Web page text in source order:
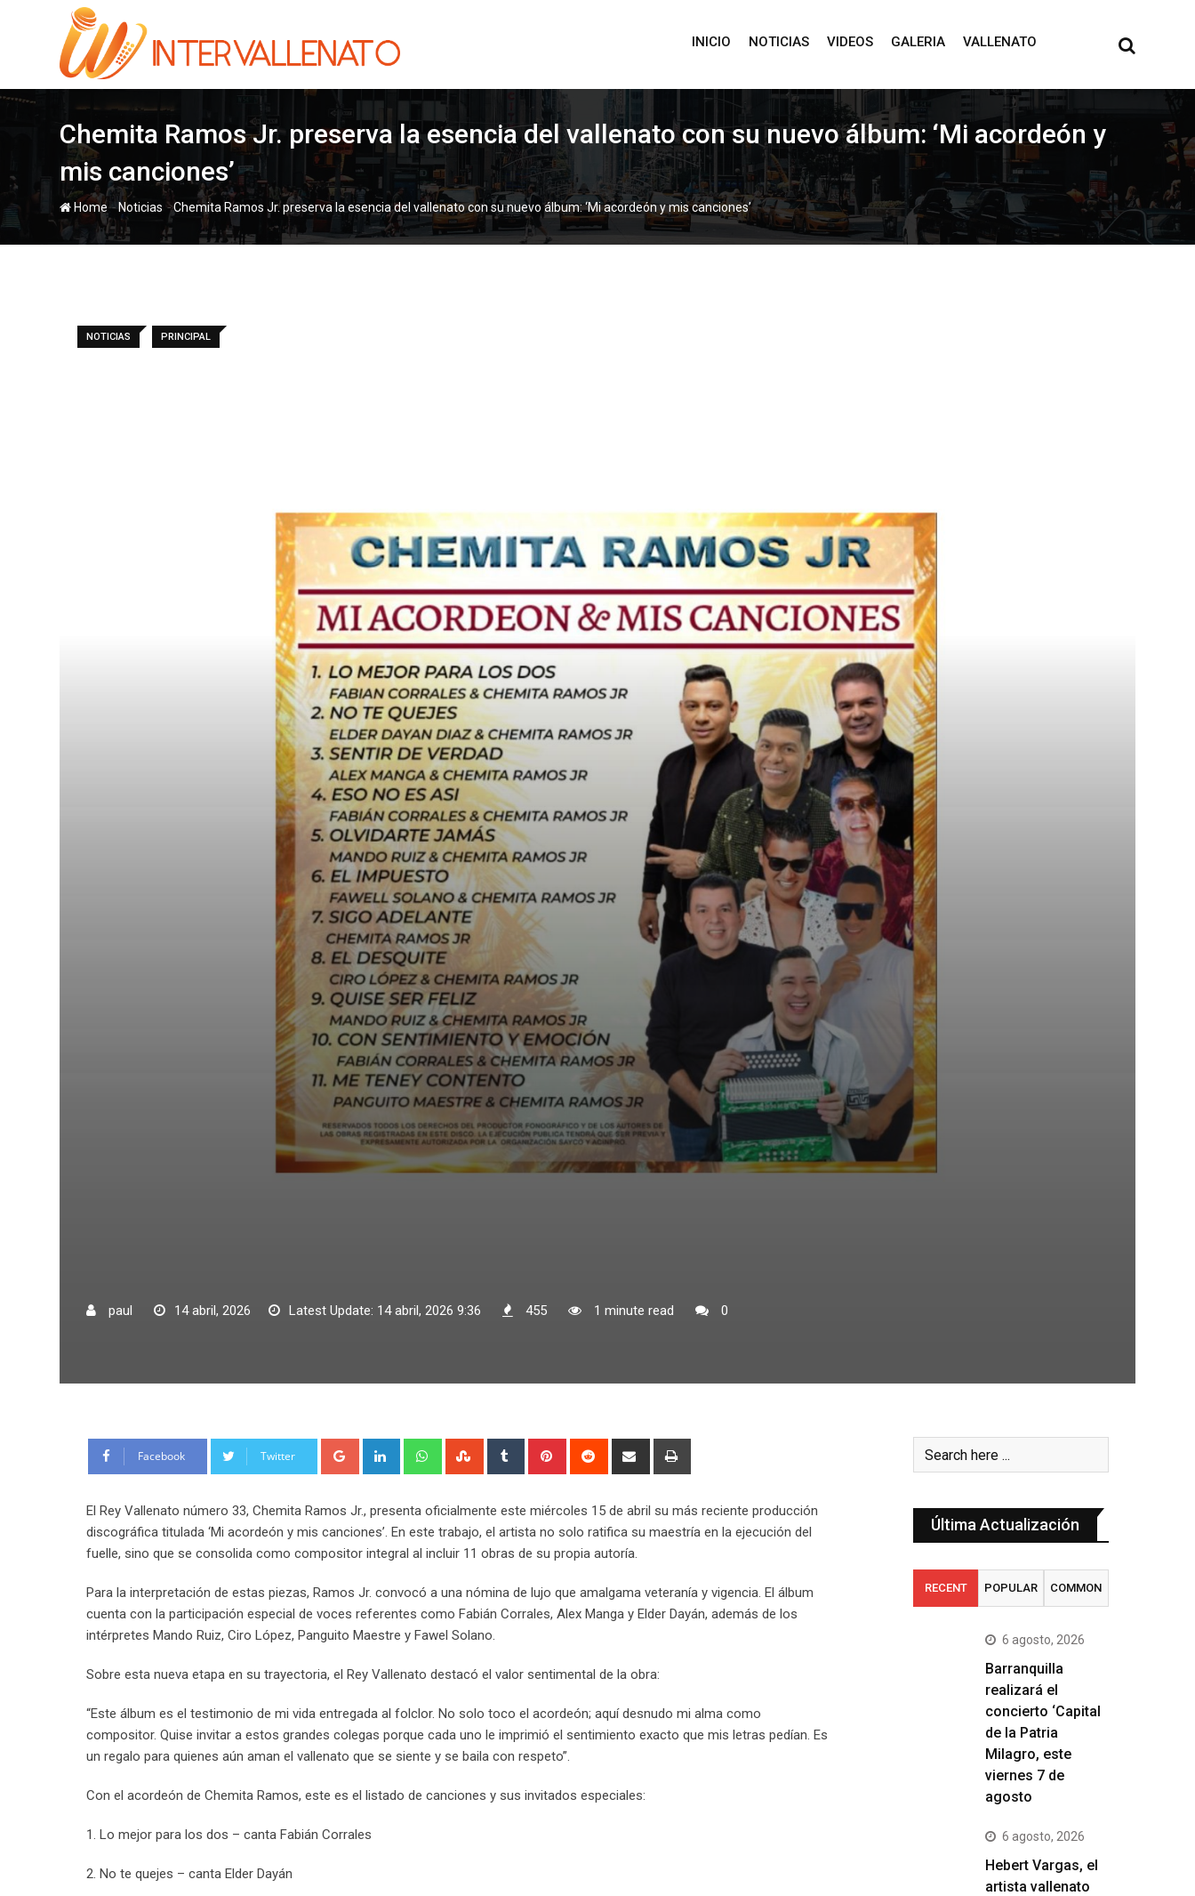
INICIO NOTICIAS VIDEOS GALERIA VALLENATO
Chemita Ramos Jr. preserva la esencia del vallenato con su nuevo álbum: ‘Mi acordeón y
mis canciones’
Home-Noticias -Chemita Ramos Jr. preserva la esencia del vallenato con su nuevo álbum: ‘Mi acordeón y mis canciones’
NOTICIAS PRINCIPAL
paul 14 abril, 2026 Latest Update: 14 abril, 2026 9:36 455 1 minute read 0
Facebook Twitter Google+ LinkedIn WhatsappStumbleUpon
Tumblr Pinterest Reddit
Share
El Rey Vallenato número 33, Chemita Ramos Jr., presenta oficialmente este miércoles 15 de abril su más reciente producción
discográfica titulada ‘Mi acordeón y mis canciones’. En este trabajo, el artista no solo ratifica su maestría en la ejecución del
fuelle, sino que se consolida como compositor integral al incluir 11 obras de su propia autoría.
Para la interpretación de estas piezas, Ramos Jr. convocó a una nómina de lujo que amalgama veteranía y vigencia. El álbum
cuenta con la participación especial de voces referentes como Fabián Corrales, Alex Manga y Elder Dayán, además de los
intérpretes Mando Ruiz, Ciro López, Panguito Maestre y Fawel Solano.
Sobre esta nueva etapa en su trayectoria, el Rey Vallenato destacó el valor sentimental de la obra:
“Este álbum es el testimonio de mi vida entregada al folclor. No solo toco el acordeón; aquí desnudo mi alma como
compositor. Quise invitar a estos grandes colegas porque cada uno le imprimió el sentimiento exacto que mis letras pedían. Es
un regalo para quienes aún aman el vallenato que se siente y se baila con respeto”.
Con el acordeón de Chemita Ramos, este es el listado de canciones y sus invitados especiales:
1. Lo mejor para los dos – canta Fabián Corrales
2. No te quejes – canta Elder Dayán
Última Actualización
RECENT POPULAR COMMON
6 agosto, 2026
Barranquilla
realizará el
concierto ‘Capital
de la Patria
Milagro, este
viernes 7 de
agosto
6 agosto, 2026
Hebert Vargas, el
artista vallenato